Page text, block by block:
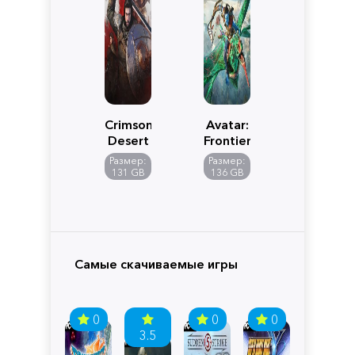
Crimson
Desert
Размер:
131 GB
Avatar:
Frontiers
of
Pandora
Размер:
136 GB
Самые скачиваемые игры
0
3.5
0 0